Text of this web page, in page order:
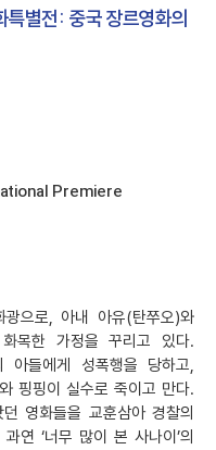
특별전: 중국 장르영화의
Premiere
광으로, 아내 아유(탄쭈오)와
목한 가정을 꾸리고 있다.
아들에게 성폭행을 당하고,
핑핑이 실수로 죽이고 만다.
영화들을 교훈삼아 경찰의
연 ‘너무 많이 본 사나이’의